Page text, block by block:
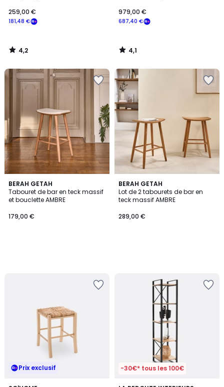
181,48 €
259,00 €
4,2
/
687,40 €
979,00 €
4,1
/
BERAH GETAH
Tabouret de bar en teck massif
et bouclette AMBRE
179,00 €
BERAH GETAH
Lot de 2 tabourets de bar en
teck massif AMBRE
289,00 €
Prix exclusif -30€* tous les 100€